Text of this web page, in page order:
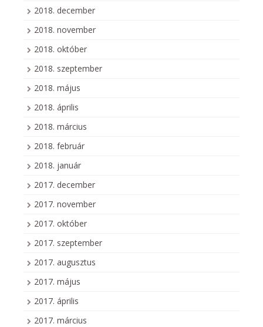
2018. december
2018. november
2018. október
2018. szeptember
2018. május
2018. április
2018. március
2018. február
2018. január
2017. december
2017. november
2017. október
2017. szeptember
2017. augusztus
2017. május
2017. április
2017. március